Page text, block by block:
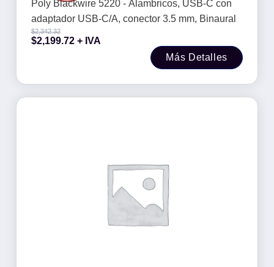
Poly Blackwire 5220 - Alambricos, USB-C con
adaptador USB-C/A, conector 3.5 mm, Binaural
$2,342.32
$2,199.72 + IVA
Más Detalles